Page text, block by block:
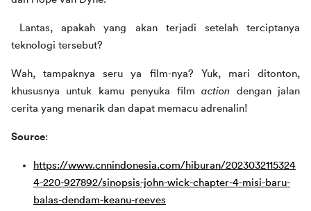
Lantas, apakah yang akan terjadi setelah terciptanya
teknologi tersebut?
Wah, tampaknya seru ya film-nya? Yuk, mari ditonton,
khususnya untuk kamu penyuka film action dengan jalan
cerita yang menarik dan dapat memacu adrenalin!
Source:
https://www.cnnindonesia.com/hiburan/2023032115324
4-220-927892/sinopsis-john-wick-chapter-4-misi-baru-
balas-dendam-keanu-reeves